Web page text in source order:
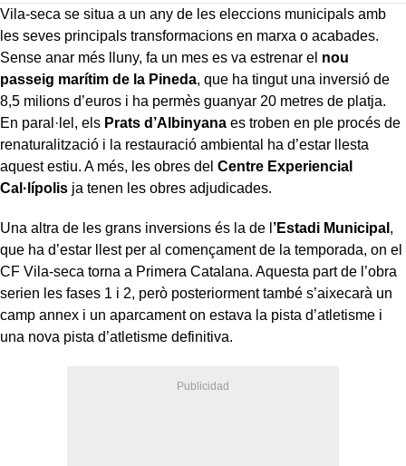
Vila-seca se situa a un any de les eleccions municipals amb
les seves principals transformacions en marxa o acabades.
Sense anar més lluny, fa un mes es va estrenar el nou
passeig marítim de la Pineda, que ha tingut una inversió de
8,5 milions d’euros i ha permès guanyar 20 metres de platja.
En paral·lel, els Prats d’Albinyana es troben en ple procés de
renaturalització i la restauració ambiental ha d’estar llesta
aquest estiu. A més, les obres del Centre Experiencial
Cal·lípolis ja tenen les obres adjudicades.
Una altra de les grans inversions és la de l ’Estadi Municipal ,
que ha d’estar llest per al començament de la temporada, on el
CF Vila-seca torna a Primera Catalana. Aquesta part de l’obra
serien les fases 1 i 2, però posteriorment també s’aixecarà un
camp annex i un aparcament on estava la pista d’atletisme i
una nova pista d’atletisme definitiva.